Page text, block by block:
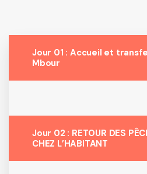
Jour 01 : Accueil et
Mbour
Jour 02 : RETOUR DES
CHEZ L’HABITANT